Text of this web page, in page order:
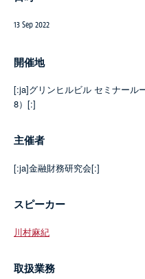
13 Sep 2022
開催地
[:ja]グリンヒルビル セミナール
8）[:]
主催者
[:ja]金融財務研究会[:]
スピーカー
川村麻紀
取扱業務